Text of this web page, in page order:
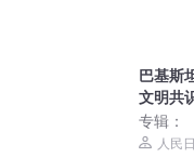
巴基斯
文明共
专辑：
人民